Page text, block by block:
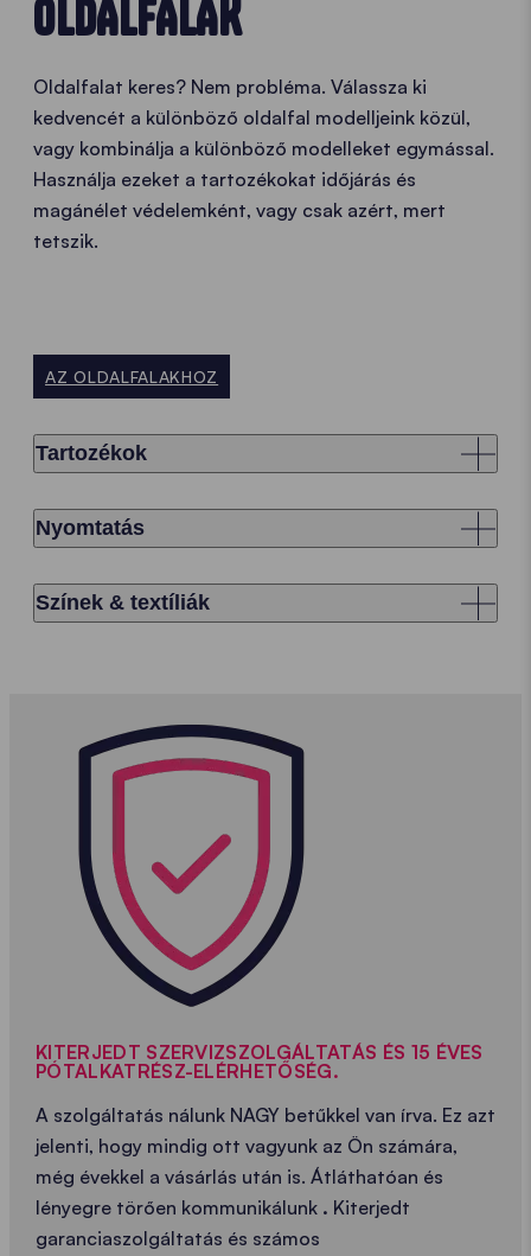
OLDALFALAK
Oldalfalat keres? Nem probléma. Válassza ki
kedvencét a különböző oldalfal modelljeink közül,
vagy kombinálja a különböző modelleket egymással.
Használja ezeket a tartozékokat időjárás és
magánélet védelemként, vagy csak azért, mert
tetszik.
AZ OLDALFALAKHOZ
Tartozékok
Nyomtatás
Színek & textíliák
KITERJEDT SZERVIZSZOLGÁLTATÁS ÉS 15 ÉVES
PÓTALKATRÉSZ-ELÉRHETŐSÉG.
A szolgáltatás nálunk NAGY betűkkel van írva. Ez azt
jelenti, hogy mindig ott vagyunk az Ön számára,
még évekkel a vásárlás után is. Átláthatóan és
lényegre törően kommunikálunk . Kiterjedt
garanciaszolgáltatás és számos